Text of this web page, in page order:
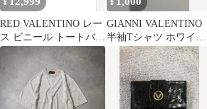
¥
RED VALENTINO レー
ス ビニール トートバッ
グ
¥
GIANNI VALENTINO
半袖Tシャツ ホワイト
Mサイズ